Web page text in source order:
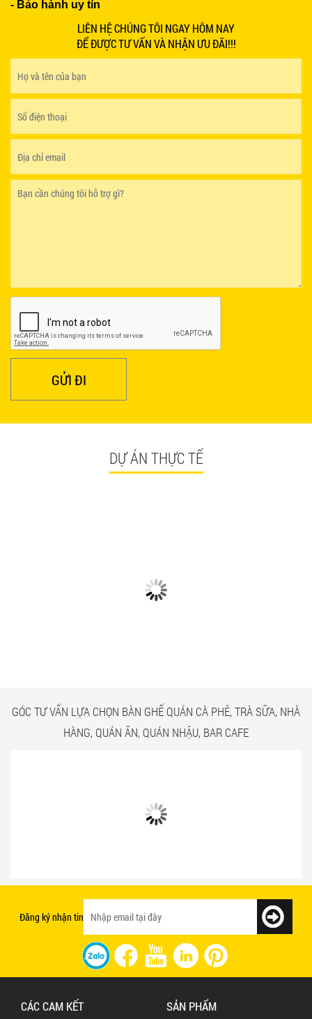
- Bảo hành uy tín
LIÊN HỆ CHÚNG TÔI NGAY HÔM NAY
ĐỂ ĐƯỢC TƯ VẤN VÀ NHẬN ƯU ĐÃI!!!
GỬI ĐI
DỰ ÁN THỰC TẾ
GÓC TƯ VẤN LỰA CHỌN BÀN GHẾ QUÁN CÀ PHÊ, TRÀ SỮA, NHÀ
HÀNG, QUÁN ĂN, QUÁN NHẬU, BAR CAFE
Đăng ký nhận tin
CÁC CAM KẾT SẢN PHẨM